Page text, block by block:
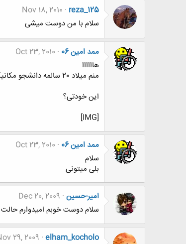
reza_125
Nov 18, 2010
سلام با من دوست میشی
ممد امین 06
Oct 23, 2010
هاااااا
منم میلاد 20 سالمه دانشجو مکانیک
این خودتی؟
[IMG]
ممد امین 06
Oct 23, 2010
سلام
بلی میتونی
امیر-حسین Dec 20, 2009
سلام دوست خوبم امیدوارم
elham_kocholo
29, 2009